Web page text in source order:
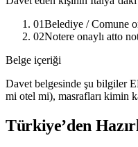
01Belediye / Comune
02Notere onaylı atto
Belge içeriği
Davet belgesinde şu bilgiler
mi otel mi), masrafları kimin
Türkiye’den